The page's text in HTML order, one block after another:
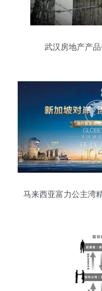
武汉房地产产
马来西亚富力公主湾